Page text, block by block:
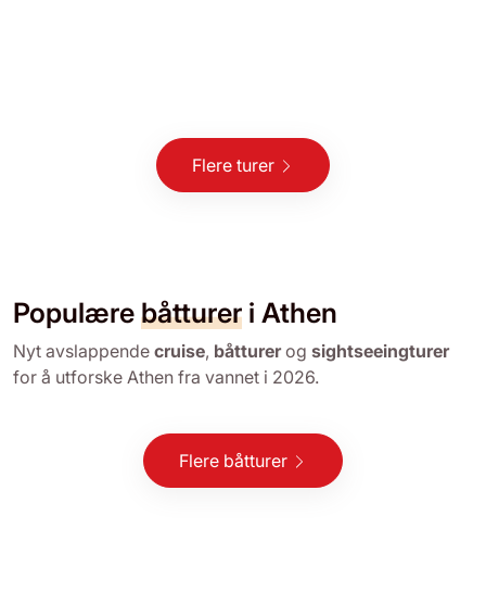
Flere turer
Populære båtturer i Athen
Nyt avslappende cruise, båtturerog sightseeingturer
for å utforske Athen fra vannet i 2026.
Flere båtturer